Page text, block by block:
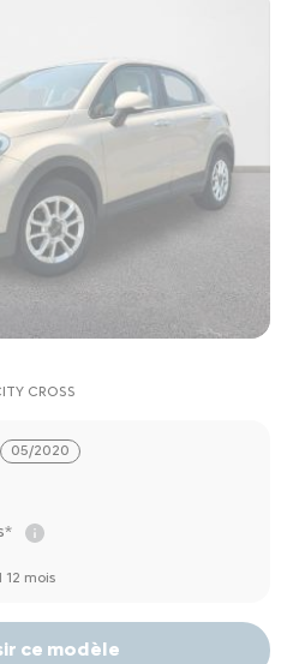
CROSS
05/2020
12 mois
ce modèle